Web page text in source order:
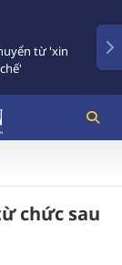
Bế mạc Hội nghị
vào giai đoạn hành
chức sau